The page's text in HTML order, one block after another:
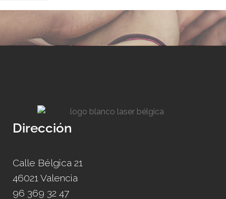
Dirección
Calle Bélgica 21
46021 Valencia
96 369 32 47